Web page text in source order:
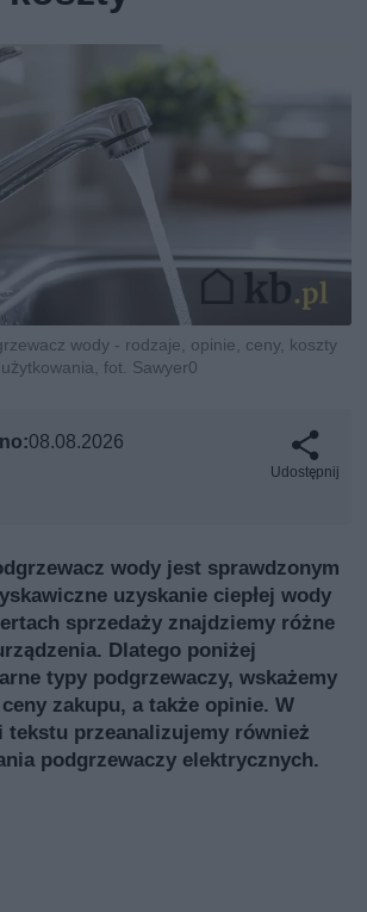
wody - rodzaje, opinie, ceny, koszty
użytkowania, fot. Sawyer0
08.08.2026
Udostępnij
wody jest sprawdzonym
uzyskanie ciepłej wody
sprzedaży znajdziemy różne
Dlatego poniżej
typy podgrzewaczy, wskażemy
zakupu, a także opinie. W
tekstu przeanalizujemy również
podgrzewaczy elektrycznych.